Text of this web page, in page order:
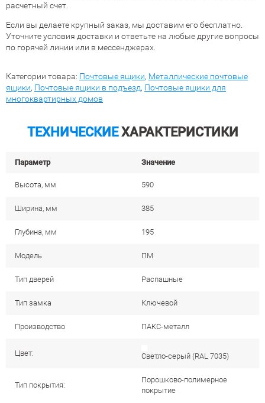
расчетный счет.
Если вы делаете крупный заказ, мы доставим его бесплатно.
Уточните условия доставки и ответьте на любые другие вопросы
по горячей линии или в мессенджерах.
Категории товара: Почтовые ящики, Металлические почтовые
ящики, Почтовые ящики в подъезд, Почтовые ящики для
многоквартирных домов
ТЕХНИЧЕСКИЕХАРАКТЕРИСТИКИ
Параметр Значение
Высота, мм 590
Ширина, мм 385
Глубина, мм 195
Модель ПМ
Тип дверей Распашные
Тип замка Ключевой
Производство ПАКС-металл
Цвет: Cветло-серый (RAL 7035)
Тип покрытия:
Порошково-полимерное
покрытие